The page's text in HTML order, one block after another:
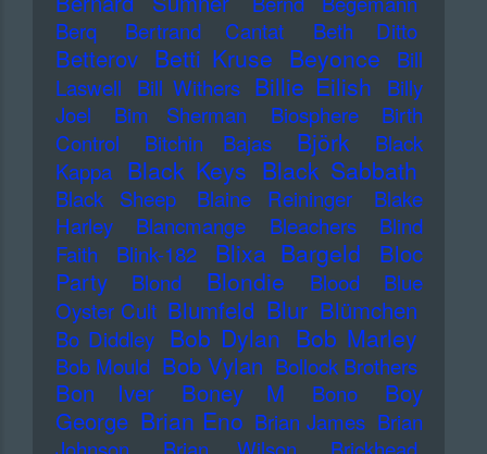
Berq
Bertrand Cantat Beth Ditto
Betterov Betti Kruse Beyonce
Bill
Laswell
Bill Withers Billie Eilish
Billy
Joel
Bim Sherman Biosphere
Birth
Control
Bitchin Bajas Björk
Black
Kappa Black Keys Black Sabbath
Black Sheep Blaine Reininger
Blake
Harley
Blancmange Bleachers
Blind
Faith
Blink-182 Blixa Bargeld
Bloc
Party
Blond Blondie Blood
Blue
Oyster Cult Blumfeld Blur Blümchen
Bo Diddley Bob Dylan Bob Marley
Bob Mould Bob Vylan Bollock Brothers
Bon Iver Boney M Bono
Boy
George Brian Eno Brian James Brian